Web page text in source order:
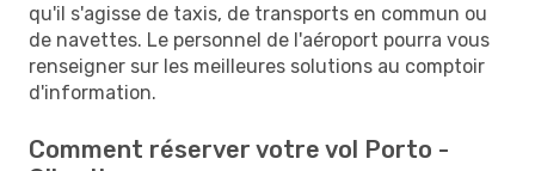
qu'il s'agisse de taxis, de transports en commun ou
de navettes. Le personnel de l'aéroport pourra vous
renseigner sur les meilleures solutions au comptoir
d'information.
Comment réserver votre vol Porto -